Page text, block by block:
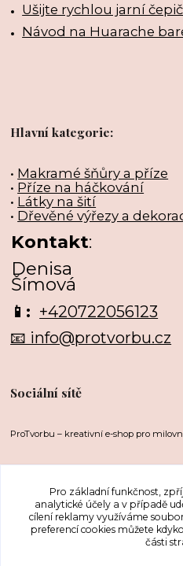
Ušijte rychlou jarní
Návod na Huarache
Hlavní kategorie:
• Makramé šňůry a příze
• Příze na háčkování
• Látky na šití
• Dřevěné výřezy a
Kontakt:
Denisa
Šímová
📱: +420722056123
📧 info@protvorbu.cz
Sociální sítě
ProTvorbu – kreativní e-shop pro
Pro základní funkčnost,
analytické účely a v případě
cílení reklamy využíváme
preferencí cookies můžete
části